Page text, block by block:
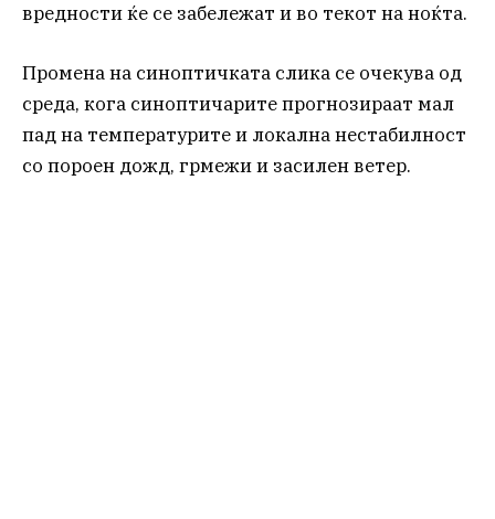
вредности ќе се забележат и во текот на ноќта.
Промена на синоптичката слика се очекува од
среда, кога синоптичарите прогнозираат мал
пад на температурите и локална нестабилност
со пороен дожд, грмежи и засилен ветер.